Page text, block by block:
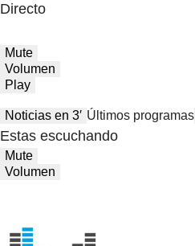
Directo
Mute
Volumen
Play
Noticias en 3′ Últimos programas
Estas escuchando
Mute
Volumen